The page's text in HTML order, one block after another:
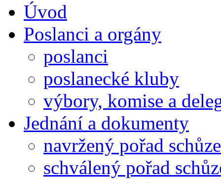
Úvod
Poslanci a orgány
poslanci
poslanecké kluby
výbory, komise a
Jednání a dokumenty
navržený pořad schůze
schválený pořad